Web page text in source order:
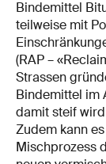
Bindemittel
teilweise mit
(RAP –
Strassen
Bindemittel im
damit steif
Zudem kann
Mischprozess